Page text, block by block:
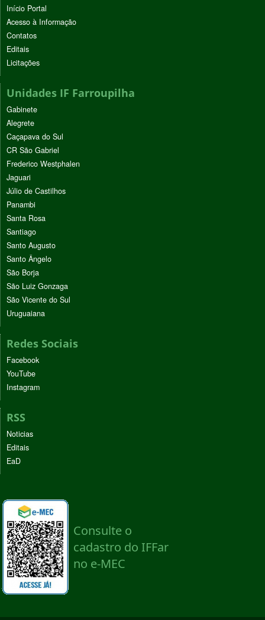
Início Portal
Acesso à Informação
Contatos
Editais
Licitações
Unidades IF Farroupilha
Gabinete
Alegrete
Caçapava do Sul
CR São Gabriel
Frederico Westphalen
Jaguari
Júlio de Castilhos
Panambi
Santa Rosa
Santiago
Santo Augusto
Santo Ângelo
São Borja
São Luiz Gonzaga
São Vicente do Sul
Uruguaiana
Redes Sociais
Facebook
YouTube
Instagram
RSS
Noticias
Editais
EaD